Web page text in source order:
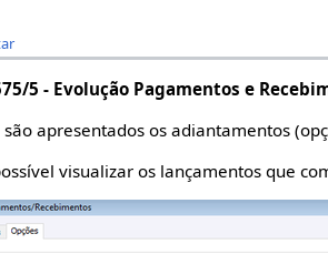
5 - Evolução Pagamentos e
apresentados os adiantamentos
visualizar os lançamentos que